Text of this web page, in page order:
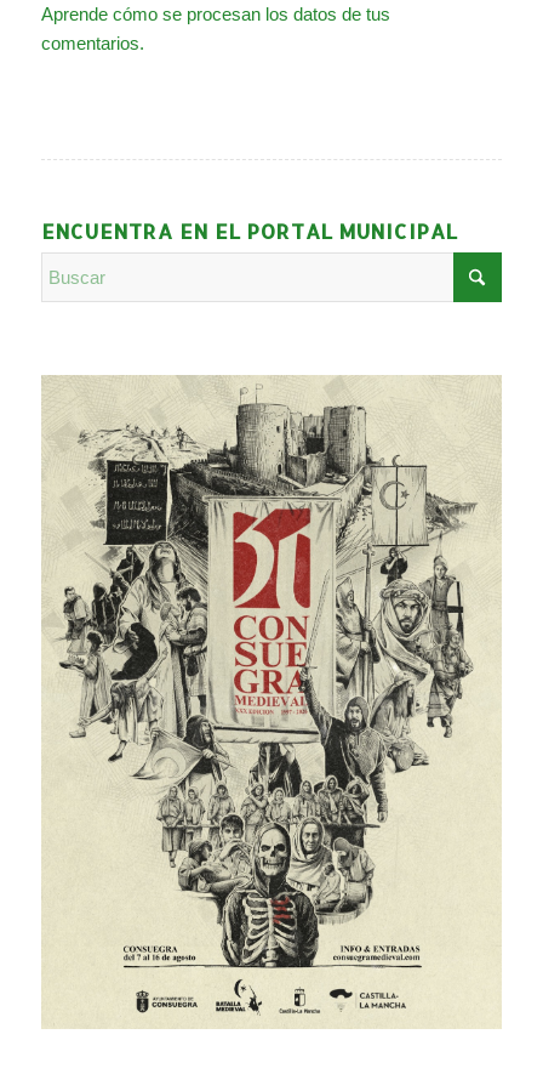
Aprende cómo se procesan los datos de tus
comentarios.
ENCUENTRA EN EL PORTAL MUNICIPAL